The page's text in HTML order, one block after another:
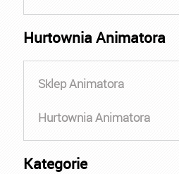
Hurtownia Animatora
Sklep Animatora
Hurtownia Animatora
Kategorie